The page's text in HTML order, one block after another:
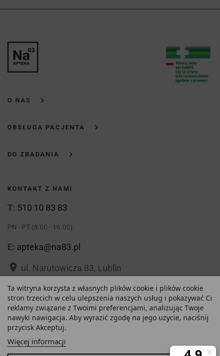
33,51 zł
Najniższa cena w ciągu
ostatnich 30 dni :
33,51 zł
- +
O NAS
OBSŁUGA PACJENTA
DO ZBADANIA
KONTAKT Z NAMI
T: 510 10 83 83
PN - PT (8.00 - 16.00)
E: apteka@na83.pl
place ul. Narutowicza 83, Lublin
placeul. 1 Maja 36, Lublin
Ta witryna korzysta z własnych plików cookie i plików cookie
stron trzecich w celu ulepszenia naszych usług i pokazywać Ci
reklamy związane z Twoimi preferencjami, analizując Twoje
nawyki nawigacja. Aby wyrazić zgodę na jego użycie, naciśnij
przycisk Akceptuj.
Więcej informacji
O nas Zezwolenie